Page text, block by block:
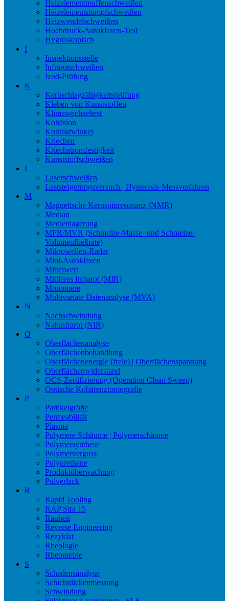
Heizelementmuffenschweißen
Heizelementstumpfschweißen
Heizwendelschweißen
Hochdruck-Autoklaven-Test
Hygroskopisch
I
Inspektionsstelle
Infrarotschweißen
Izod-Prüfung
K
Kerbschlagzähigkeitsprüfung
Kleben von Kunststoffen
Klimawechseltest
Kohäsion
Kontaktwinkel
Kriechen
Kriechstromfestigkeit
Kunststoffschweißen
L
Laserschweißen
Laststeigerungsversuch | Hysteresis-Messverfahren
M
Magnetische Kernspinresonanz (NMR)
Median
Medienlagerung
MFR/MVR (Schmelze-Masse- und Schmelze-
Volumenfließrate)
Mikrowellen-Radar
Mini-Autoklaven
Mittelwert
Mittleres Infrarot (MIR)
Monomere
Multivariate Datenanalyse (MVA)
N
Nachschwindung
Nahinfrarot (NIR)
O
Oberflächenanalyse
Oberflächenbehandlung
Oberflächenenergie (freie) | Oberflächenspannung
Oberflächenwiderstand
OCS-Zertifizierung (Operation Clean Sweep)
Optische Kohärenztomografie
P
Partikelgröße
Permeabilität
Plasma
Polymere Schäume | Polymerschäume
Polymersynthese
Polymerverguss
Polyurethane
Produktüberwachung
Pulverlack
R
Rapid Tooling
RAP Stra 15
Rauheit
Reverse Engineering
Rezyklat
Rheologie
Rheometrie
S
Schadensanalyse
Schichtdickenmessung
Schwindung